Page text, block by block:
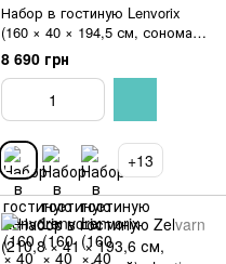
Набор в гостиную Lenvorix
(160 × 40 × 194,5 см, сонома и
орех)
8 690 грн
+13